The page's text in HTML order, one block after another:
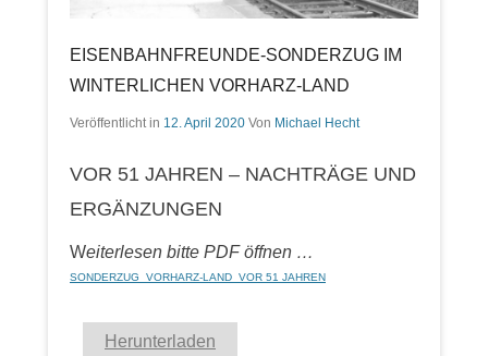
EISENBAHNFREUNDE-SONDERZUG IM
WINTERLICHEN VORHARZ-LAND
Veröffentlicht in 12. April 2020 Von Michael Hecht
VOR 51 JAHREN – NACHTRÄGE UND
ERGÄNZUNGEN
Weiterlesen bitte PDF öffnen …
SONDERZUG_VORHARZ-LAND_VOR 51 JAHREN
Herunterladen